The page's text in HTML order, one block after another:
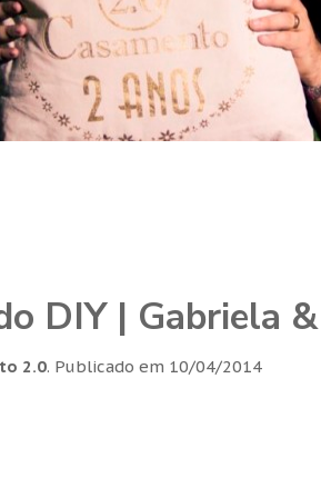
DIY | Gabriela
2.0. Publicado em 10/04/2014